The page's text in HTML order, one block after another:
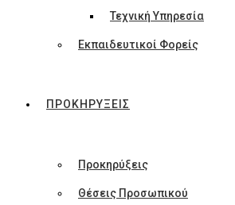
Τεχνική Υπηρεσία
Εκπαιδευτικοί Φορείς
ΠΡΟΚΗΡΥΞΕΙΣ
Προκηρύξεις
Θέσεις Προσωπικού